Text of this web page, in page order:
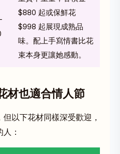
$880 起或保鮮花
$998 起展現成熟品
味。配上手寫情書比花
束本身更讓她感動。
材也適合情人節
以下花材同樣深受歡迎，
：